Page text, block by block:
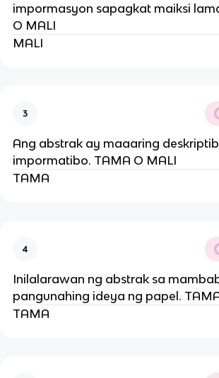
impormasyon sapagkat maiksi
O MALI
MALI
3
Ang abstrak ay maaaring
impormatibo. TAMA O MALI
TAMA
4
Inilalarawan ng abstrak sa
pangunahing ideya ng papel.
TAMA